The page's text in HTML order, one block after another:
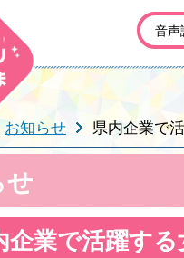
音声
お知らせ 県内企業で
せ
企業で活躍す